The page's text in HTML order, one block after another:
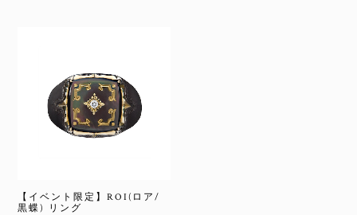
【イベント限定】ROI(ロア/
黒蝶) リング